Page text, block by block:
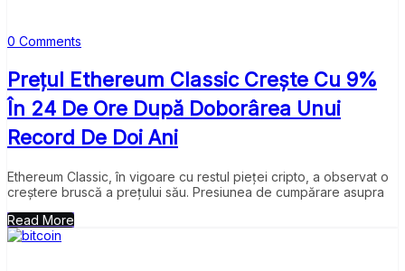
0 Comments
Prețul Ethereum Classic Crește Cu 9%
În 24 De Ore După Doborârea Unui
Record De Doi Ani
Ethereum Classic, în vigoare cu restul pieței cripto, a observat o
creștere bruscă a prețului său. Presiunea de cumpărare asupra
Read More